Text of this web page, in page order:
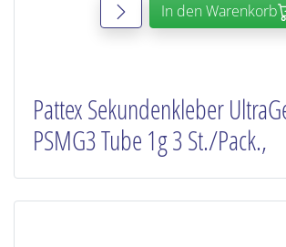
In den Warenkorb
Pattex Sekundenkleber
PSMG3 Tube 1g 3 St./Pack.,